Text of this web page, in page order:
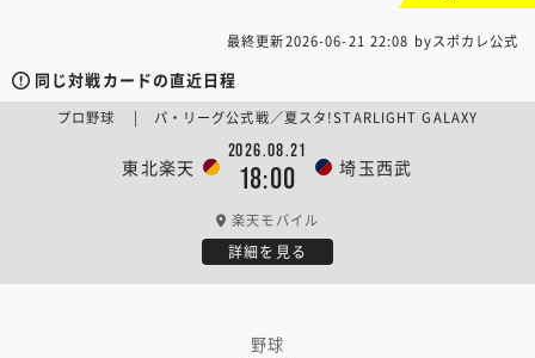
最終更新2026-06-21 22:08 byスポカレ公式
同じ対戦カードの直近日程
東北楽天
2026.08.21
18:00 埼玉西武
プロ野球 | パ・リーグ公式戦／夏スタ!STARLIGHT GALAXY
楽天モバイル
詳細を見る
野球